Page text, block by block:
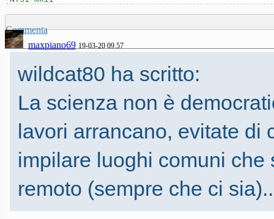
Commenta
maxpiano69 19-03-20 09.57
wildcat80 ha scritto:
La scienza non è
lavori arrancano, evitate
impilare luoghi comuni
remoto (sempre che ci